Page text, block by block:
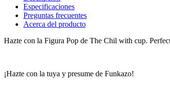
Especificaciones
Preguntas frecuentes
Acerca del producto
Hazte con la Figura Pop de The Chil with cup.
¡Hazte con la tuya y presume de Funkazo!